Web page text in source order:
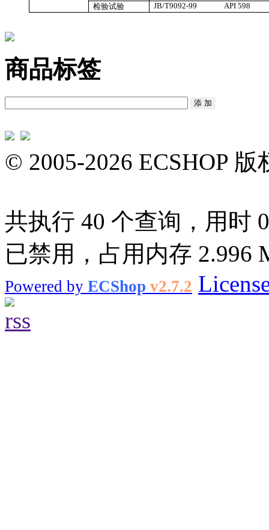
检验试验
JB/T9092-99 API 598
商品标签
© 2005-2026 ECSHOP
共执行 40 个查询，用时
已禁用，占用内存 2.996
Powered by ECShop v2.7.2